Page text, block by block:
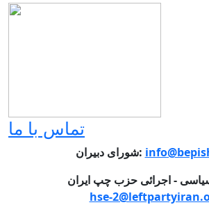
تماس با ما
شورای دبیران:
hse-